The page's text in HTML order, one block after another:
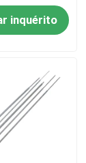
inquérito